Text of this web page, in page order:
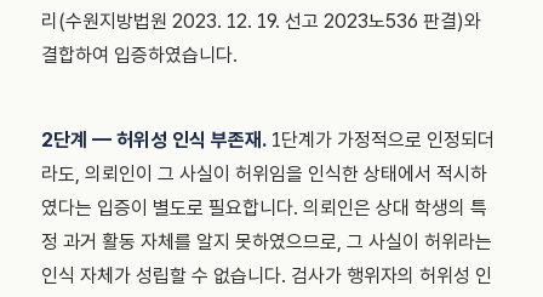
리(수원지방법원 2023. 12. 19. 선고 2023노536 판결)와
결합하여 입증하였습니다.
2단계 — 허위성 인식 부존재. 1단계가 가정적으로 인정되더
라도, 의뢰인이 그 사실이 허위임을 인식한 상태에서 적시하
였다는 입증이 별도로 필요합니다. 의뢰인은 상대 학생의 특
정 과거 활동 자체를 알지 못하였으므로, 그 사실이 허위라는
인식 자체가 성립할 수 없습니다. 검사가 행위자의 허위성 인